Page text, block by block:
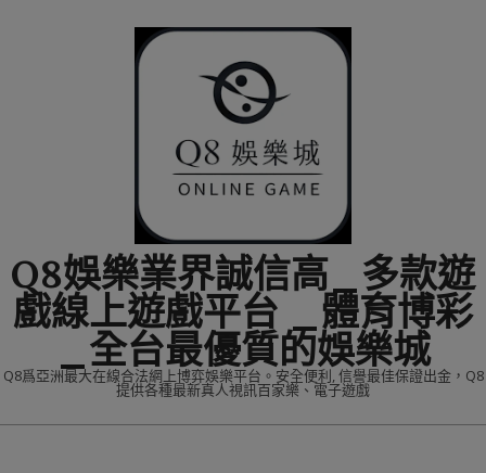
Q8娛樂業界誠信高_多款遊
戲線上遊戲平台 _體育博彩
_全台最優質的娛樂城
Q8爲亞洲最大在線合法網上博弈娛樂平台。安全便利, 信譽最佳保證出金，Q8
提供各種最新真人視訊百家樂、電子遊戲